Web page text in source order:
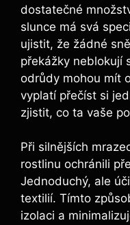
dostatečné
slunce má svá
ujistit, že žádné
překážky neblokují
odrůdy mohou mít
vyplatí přečíst si
zjistit, co ta vaše
Při silnějších
rostlinu ochránili
Jednoduchý, ale
textilií. Tímto
izolaci a